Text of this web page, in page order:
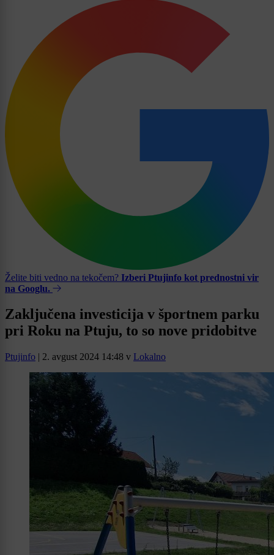
Želite biti vedno na tekočem? Izberi Ptujinfo kot prednostni vir
na Googlu.
Zaključena investicija v športnem parku
pri Roku na Ptuju, to so nove pridobitve
Ptujinfo | 2. avgust 2024 14:48 v Lokalno